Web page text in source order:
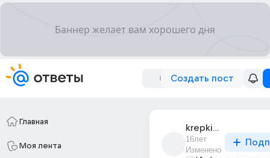
Создать пост
Главная
Моя лента
krepkieoreshki
16лет
Изменено